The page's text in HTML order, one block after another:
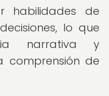
habilidades de
lo que
narrativa y
de